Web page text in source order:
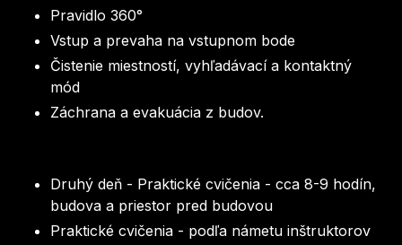
Pravidlo 360°
Vstup a prevaha na vstupnom bode
Čistenie miestností, vyhľadávací a kontaktný
mód
Záchrana a evakuácia z budov.
Druhý deň - Praktické cvičenia - cca 8-9 hodín,
budova a priestor pred budovou
Praktické cvičenia - podľa námetu inštruktorov